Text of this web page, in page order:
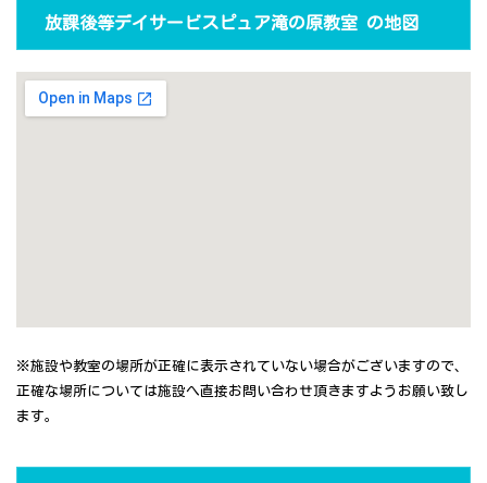
放課後等デイサービスピュア滝の原教室 の地図
※施設や教室の場所が正確に表示されていない場合がございますので、
正確な場所については施設へ直接お問い合わせ頂きますようお願い致し
ます。